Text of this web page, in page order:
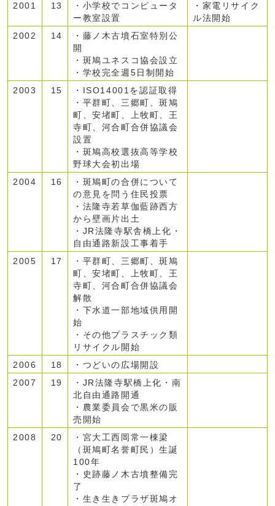
2001 13
・小学校でコンピュータ
ー教室設置
・家電リサイク
ル法開始
2002
14
・藤ノ木古墳石室特別公
開
・斑鳩ユネスコ協会設立
・学校完全週5日制開始
2003
15
・ISO14001を認証取得
・平群町、三郷町、斑鳩
町、安堵町、上牧町、王
寺町、河合町合併協議会
設置
・斑鳩高校選抜高等学校
野球大会初出場
2004
16
・斑鳩町の合併について
の意見を問う住民投票
・法隆寺若草伽藍跡西方
から壁画片出土
・JR法隆寺駅舎橋上化・
自由通路新設工事着手
2005
17
・平群町、三郷町、斑鳩
町、安堵町、上牧町、王
寺町、河合町合併協議会
解散
・下水道一部地域供用開
始
・その他プラスチック類
リサイクル開始
2006
18
・つどいの広場開設
2007
19
・JR法隆寺駅橋上化・南
北自由通路開通
・農業委員会で黒米の販
売開始
2008
20
・宮大工西岡常一棟梁
（斑鳩町名誉町民）生誕
100年
・史跡藤ノ木古墳整備完
了
・生き生きプラザ斑鳩オ